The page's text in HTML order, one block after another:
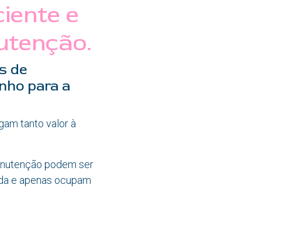
e
de
para a
tanto valor à
podem ser
e apenas ocupam